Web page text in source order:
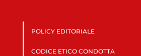
POLICY EDITORIALE
CODICE ETICO CONDOTTA